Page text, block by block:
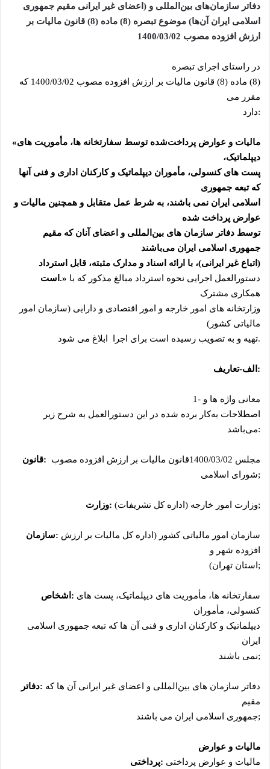
دفاتر سازمان‌های بین‌المللی و (اعضای غیر ایرانی مقیم جمهوری
اسلامی ایران آن‌ها) موضوع تبصره (8) ماده (8) قانون مالیات بر
ارزش افزوده مصوب 1400/03/02
در راستای اجرای تبصره
(8) ماده (8) قانون مالیات بر ارزش افزوده مصوب 1400/03/02 که
مقرر می
دارد:
«مالیات و عوارض پرداخت‌شده توسط سفارتخانه ‌ها، مأموریت ‌های
دیپلماتیک،
پست ‌های کنسولی، مأموران دیپلماتیک و کارکنان اداری و فنی آنها
که تبعه جمهوری
اسلامی ایران نمی‌ باشند، به شرط عمل متقابل و همچنین مالیات و
عوارض پرداخت‌ شده
توسط دفاتر سازمان ‌های بین‌المللی و اعضای آنان که مقیم
جمهوری اسلامی ایران می‌باشند
(اتباع غیر ایرانی)، با ارائه اسناد و مدارک مثبته، قابل استرداد
است .» دستورالعمل اجرایی نحوه استرداد مبالغ مذکور که با
همکاری مشترک
وزارتخانه‌ های امور خارجه و امور اقتصادی و دارایی (سازمان امور
مالیاتی کشور)
تهیه و به تصویب رسیده است برای اجرا ابلاغ می شود.
الف-تعاریف :
1- معانی واژه ‌ها و
اصطلاحات به‌کار برده شده در این دستورالعمل به شرح زیر
می‌باشد:
قانون: قانون مالیات بر ارزش ‌افزوده مصوب1400/03/02 مجلس
شورای اسلامی;
وزارت: وزارت امور خارجه (اداره کل تشریفات);
سازمان: سازمان امور مالیاتی کشور (اداره کل مالیات بر ارزش
افزوده شهر و
استان تهران);
اشخاص : سفارتخانه ‌ها، مأموریت‌ های دیپلماتیک، پست‌ های
کنسولی، مأموران
دیپلماتیک و کارکنان اداری و فنی آن‌ ها که تبعه جمهوری اسلامی
ایران
نمی ‌باشند;
دفاتر: دفاتر سازمان ‌های بین‌المللی و اعضای غیر ایرانی آن‌ ها که
مقیم
جمهوری اسلامی ایران می‌ باشند;
مالیات و عوارض
پرداختی: مالیات و عوارض پرداختی